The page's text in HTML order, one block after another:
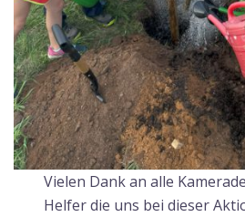
Vielen Dank an alle
Helfer die uns bei dieser